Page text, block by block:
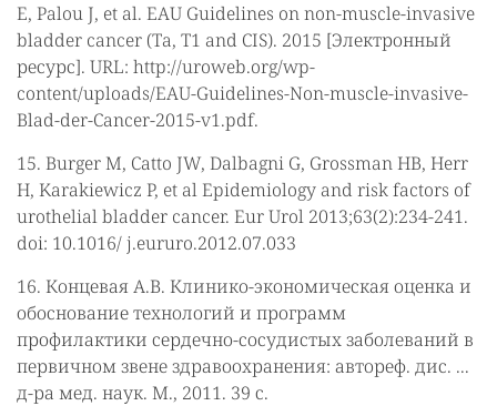
E, Palou J, et al. EAU Guidelines on non-muscle-invasive
bladder cancer (Ta, T1 and CIS). 2015 [Электронный
ресурс]. URL: http://uroweb.org/wp-
content/uploads/EAU-Guidelines-Non-muscle-invasive-
Blad-der-Cancer-2015-v1.pdf.
15. Burger M, Catto JW, Dalbagni G, Grossman HB, Herr
H, Karakiewicz P, et al Epidemiology and risk factors of
urothelial bladder cancer. Eur Urol 2013;63(2):234-241.
doi: 10.1016/ j.eururo.2012.07.033
16. Концевая А.В. Клинико-экономическая оценка и
обоснование технологий и программ
профилактики сердечно-сосудистых заболеваний в
первичном звене здравоохранения: автореф. дис. ...
д-ра мед. наук. М., 2011. 39 с.